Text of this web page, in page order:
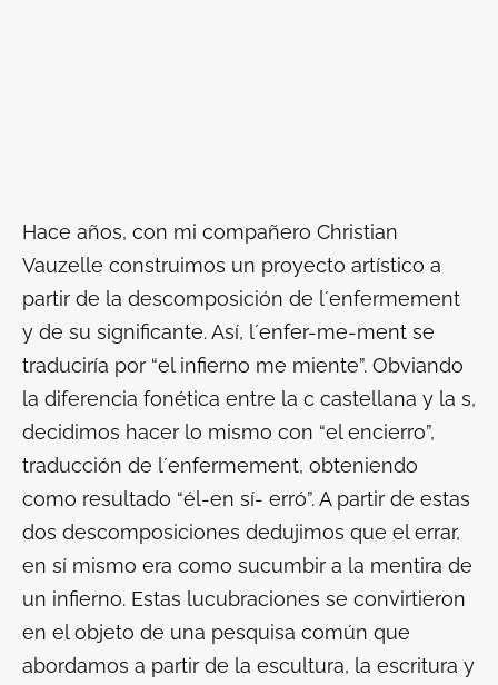
Hace años, con mi compañero Christian
Vauzelle construimos un proyecto artístico a
partir de la descomposición de l´enfermement
y de su significante. Así, l´enfer-me-ment se
traduciría por “el infierno me miente”. Obviando
la diferencia fonética entre la c castellana y la s,
decidimos hacer lo mismo con “el encierro”,
traducción de l´enfermement, obteniendo
como resultado “él-en sí- erró”. A partir de estas
dos descomposiciones dedujimos que el errar,
en sí mismo era como sucumbir a la mentira de
un infierno. Estas lucubraciones se convirtieron
en el objeto de una pesquisa común que
abordamos a partir de la escultura, la escritura y